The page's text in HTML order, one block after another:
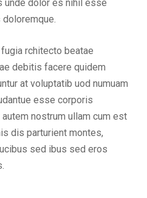
unde dolor es nihil esse
rchitecto beatae
debitis facere quidem
at voluptatib uod numuam
esse corporis
nostrum ullam cum est
dis parturient montes,
sed ibus sed eros